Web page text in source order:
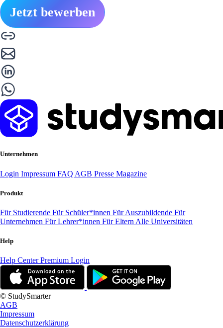
Jetzt bewerben
Unternehmen
Login Impressum FAQ AGB Presse Magazine
Produkt
Für Studierende Für Schüler*innen Für Auszubildende Für
Unternehmen Für Lehrer*innen Für Eltern Alle Universitäten
Help
Help CenterPremium Login
© StudySmarter
AGB
Impressum
Datenschutzerklärung